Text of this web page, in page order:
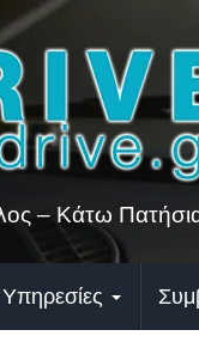
– Κάτω
Υπηρεσίες